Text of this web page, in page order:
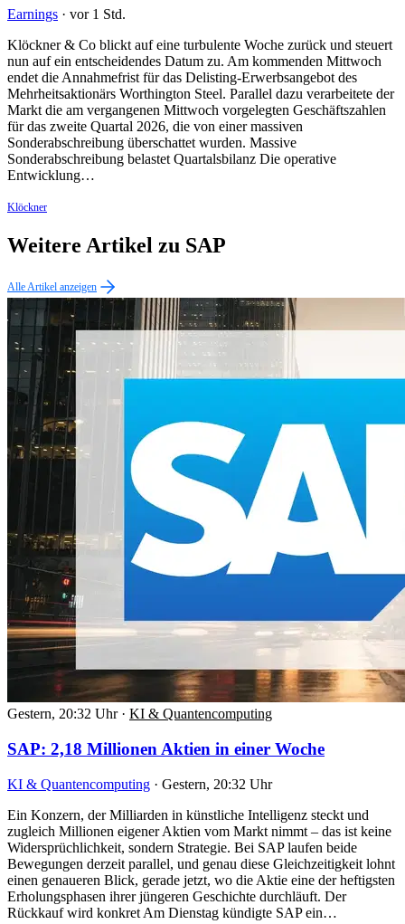
Earnings · vor 1 Std.
Klöckner & Co blickt auf eine turbulente Woche zurück und steuert
nun auf ein entscheidendes Datum zu. Am kommenden Mittwoch
endet die Annahmefrist für das Delisting-Erwerbsangebot des
Mehrheitsaktionärs Worthington Steel. Parallel dazu verarbeitete der
Markt die am vergangenen Mittwoch vorgelegten Geschäftszahlen
für das zweite Quartal 2026, die von einer massiven
Sonderabschreibung überschattet wurden. Massive
Sonderabschreibung belastet Quartalsbilanz Die operative
Entwicklung…
Klöckner
Weitere Artikel zu SAP
Alle Artikel anzeigen
Gestern, 20:32 Uhr · KI & Quantencomputing
SAP: 2,18 Millionen Aktien in einer Woche
KI & Quantencomputing · Gestern, 20:32 Uhr
Ein Konzern, der Milliarden in künstliche Intelligenz steckt und
zugleich Millionen eigener Aktien vom Markt nimmt – das ist keine
Widersprüchlichkeit, sondern Strategie. Bei SAP laufen beide
Bewegungen derzeit parallel, und genau diese Gleichzeitigkeit lohnt
einen genaueren Blick, gerade jetzt, wo die Aktie eine der heftigsten
Erholungsphasen ihrer jüngeren Geschichte durchläuft. Der
Rückkauf wird konkret Am Dienstag kündigte SAP ein…